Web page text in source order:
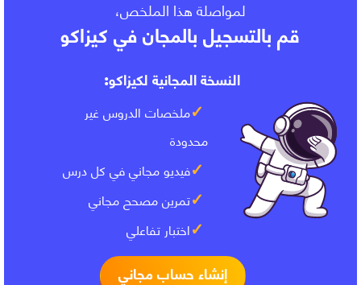
لمواصلة هذا الملخص،
قم بالتسجيل بالمجان في كيزاكو
النسخة المجانية لكيزاكو:
ملخصات الدروس غير
محدودة
فيديو مجاني في كل درس
تمرين مصحح مجاني
اختبار تفاعلي
إنشاء حساب مجاني